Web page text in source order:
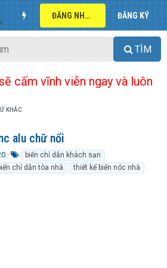
ĐĂNG NHẬP ĐĂNG KÝ
TÌM
cấm vĩnh viễn ngay và luôn
KHÁC
alu chữ nổi
ừ
k
biển chỉ dẫn khách sạn
chỉ dẫn tòa nhà thiết kế biển nóc nhà